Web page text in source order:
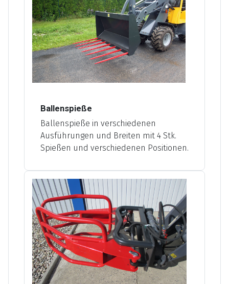
Ballenspieße
Ballenspieße in verschiedenen
Ausführungen und Breiten mit 4 Stk.
Spießen und verschiedenen Positionen.